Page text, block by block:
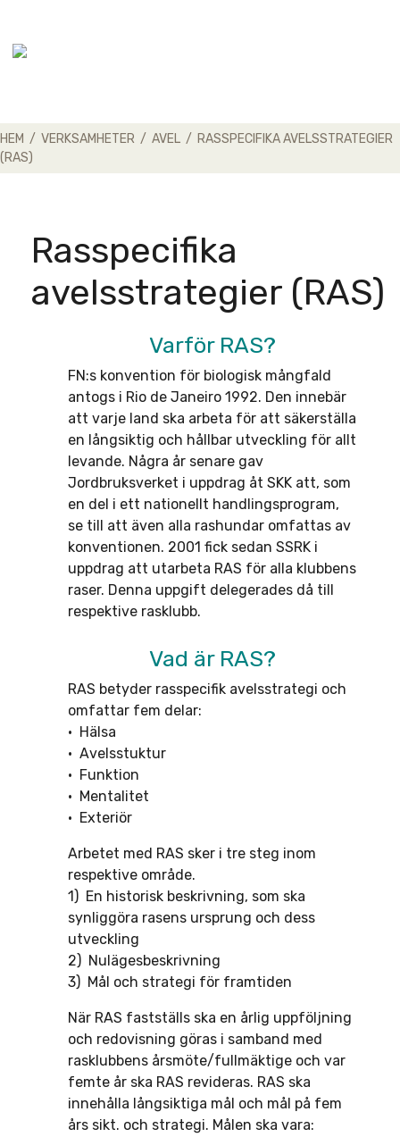
content
HEM / VERKSAMHETER / AVEL / RASSPECIFIKA AVELSSTRATEGIER
(RAS)
Rasspecifika
avelsstrategier (RAS)
Varför RAS?
FN:s konvention för biologisk mångfald
antogs i Rio de Janeiro 1992. Den innebär
att varje land ska arbeta för att säkerställa
en långsiktig och hållbar utveckling för allt
levande. Några år senare gav
Jordbruksverket i uppdrag åt SKK att, som
en del i ett nationellt handlingsprogram,
se till att även alla rashundar omfattas av
konventionen. 2001 fick sedan SSRK i
uppdrag att utarbeta RAS för alla klubbens
raser. Denna uppgift delegerades då till
respektive rasklubb.
Vad är RAS?
RAS betyder rasspecifik avelsstrategi och
omfattar fem delar:
• Hälsa
• Avelsstuktur
• Funktion
• Mentalitet
• Exteriör
Arbetet med RAS sker i tre steg inom
respektive område.
1) En historisk beskrivning, som ska
synliggöra rasens ursprung och dess
utveckling
2) Nulägesbeskrivning
3) Mål och strategi för framtiden
När RAS fastställs ska en årlig uppföljning
och redovisning göras i samband med
rasklubbens årsmöte/fullmäktige och var
femte år ska RAS revideras. RAS ska
innehålla långsiktiga mål och mål på fem
års sikt. och strategi. Målen ska vara: